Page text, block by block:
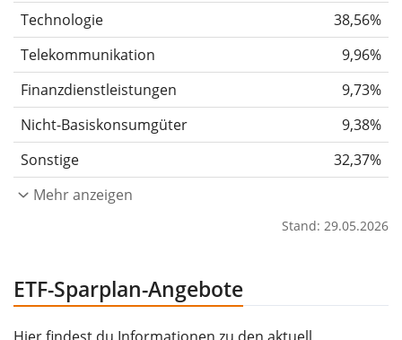
Technologie
38,56%
Telekommunikation
9,96%
Finanzdienstleistungen
9,73%
Nicht-Basiskonsumgüter
9,38%
Sonstige
32,37%
Mehr anzeigen
Stand: 29.05.2026
ETF-Sparplan-Angebote